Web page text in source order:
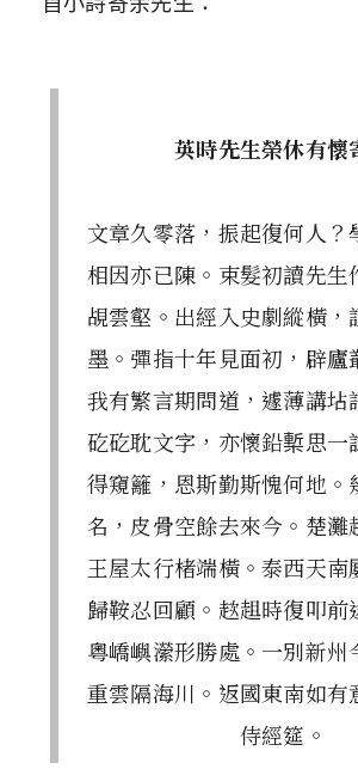
英時先生榮休有懷
文章久零落，振起復何人？
相因亦已陳。束髮初讀先生
覘雲壑。出經入史劇縱橫，
墨。彈指十年見面初，辟廬
我有繁言期問道，遽薄講坫
矻矻耽文字，亦懷鉛槧思一
得窺籬，恩斯勤斯愧何地。
名，皮骨空餘去來今。楚灘
王屋太行楮端橫。泰西天南
歸鞍忍回顧。趑趄時復叩前
粵嶠嶼瀠形勝處。一別新州
重雲隔海川。返國東南如有
侍經筵。